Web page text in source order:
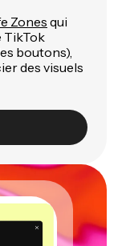
Zonesqui
TikTok
boutons),
des visuels